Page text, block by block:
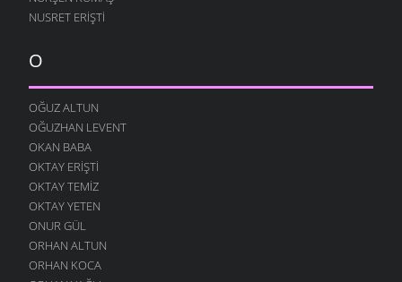
NUSRET ERIŞTI
O
OĞUZ ALTUN
OĞUZHAN LEVENT
OKAN BABA
OKTAY ERIŞTI
OKTAY TEMIZ
OKTAY YETEN
ONUR GÜL
ORHAN ALTUN
ORHAN KOCA